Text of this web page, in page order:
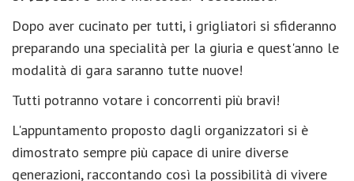
Dopo aver cucinato per tutti, i grigliatori si sfideranno
preparando una specialità per la giuria e quest'anno le
modalità di gara saranno tutte nuove!
Tutti potranno votare i concorrenti più bravi!
L'appuntamento proposto dagli organizzatori si è
dimostrato sempre più capace di unire diverse
generazioni, raccontando così la possibilità di vivere